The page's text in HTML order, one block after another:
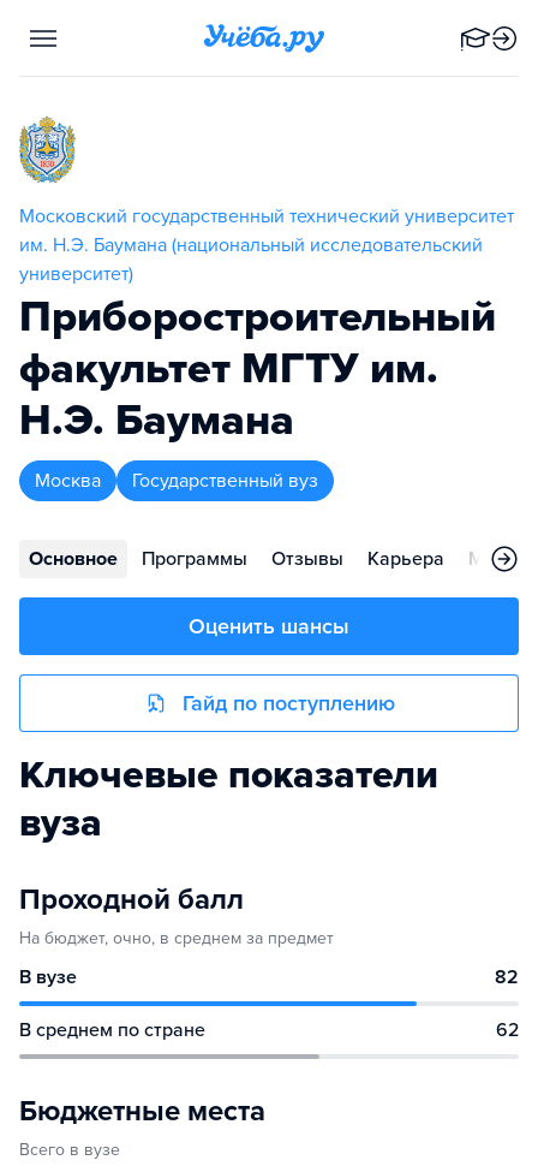
Московский государственный технический университет
им. Н.Э. Баумана (национальный исследовательский
университет)
Приборостроительный
факультет МГТУ им.
Н.Э. Баумана
Москва Государственный вуз
Основное Программы Отзывы Карьера
Оценить шансы
Гайд по поступлению
Ключевые показатели
вуза
Проходной балл
На бюджет, очно, в среднем за предмет
В вузе 82
В среднем по стране 62
Бюджетные места
Всего в вузе